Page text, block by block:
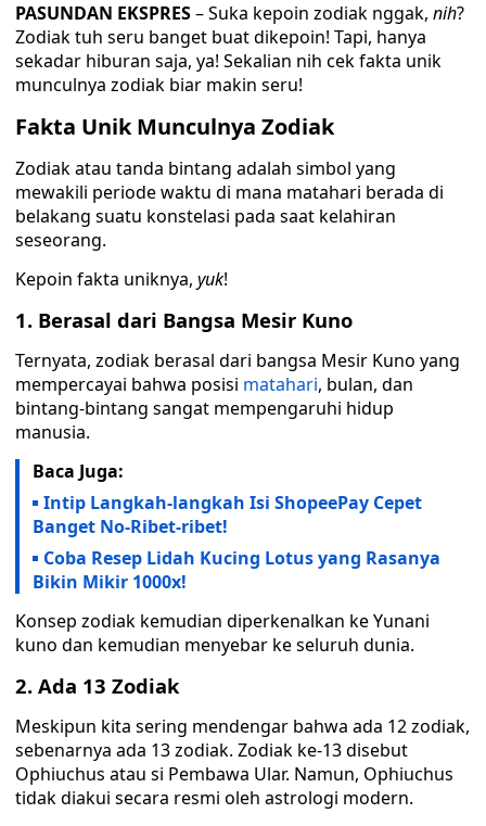
PASUNDAN EKSPRES– Suka kepoin zodiak nggak, nih?
Zodiak tuh seru banget buat dikepoin! Tapi, hanya
sekadar hiburan saja, ya! Sekalian nih cek fakta unik
munculnya zodiak biar makin seru!
Fakta Unik Munculnya Zodiak
Zodiak atau tanda bintang adalah simbol yang
mewakili periode waktu di mana matahari berada di
belakang suatu konstelasi pada saat kelahiran
seseorang.
Kepoin fakta uniknya, yuk!
1. Berasal dari Bangsa Mesir Kuno
Ternyata, zodiak berasal dari bangsa Mesir Kuno yang
mempercayai bahwa posisi matahari, bulan, dan
bintang-bintang sangat mempengaruhi hidup
manusia.
Baca Juga:
Intip Langkah-langkah Isi ShopeePay Cepet
Banget No-Ribet-ribet!
Coba Resep Lidah Kucing Lotus yang Rasanya
Bikin Mikir 1000x!
Konsep zodiak kemudian diperkenalkan ke Yunani
kuno dan kemudian menyebar ke seluruh dunia.
2. Ada 13 Zodiak
Meskipun kita sering mendengar bahwa ada 12 zodiak,
sebenarnya ada 13 zodiak. Zodiak ke-13 disebut
Ophiuchus atau si Pembawa Ular. Namun, Ophiuchus
tidak diakui secara resmi oleh astrologi modern.